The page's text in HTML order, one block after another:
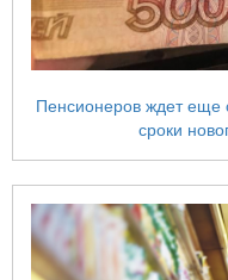
Пенсионеров ждет еще
сроки